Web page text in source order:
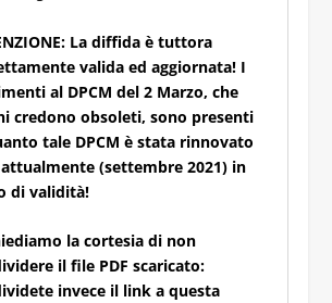
La diffida è tuttora
valida ed aggiornata! I
al DPCM del 2 Marzo, che
credono obsoleti, sono presenti
tale DPCM è stata rinnovato
(settembre 2021) in
di validità!
la cortesia di non
il file PDF scaricato:
invece il link a questa